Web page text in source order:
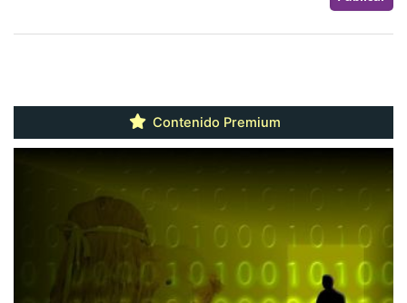
Contenido Premium